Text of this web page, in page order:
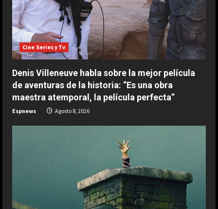
Cine Series y Tv
Denis Villeneuve habla sobre la mejor película
de aventuras de la historia: “Es una obra
maestra atemporal, la película perfecta”
Espnews Agosto 8, 2026
2
ESPAÑA
Férrea defensa de un campeón del
mundo a Alonso: “No necesita el
mejor coche para…”
3
ESPAÑA
Aprilia resucita en Silverstone:
golpe en la mesa de Martín y ‘bajón’
de Márquez en la ‘sprint’
Agosto 9, 2026
El casco inspirado en el Mundial de
la Selección Española que ha
estrenado Raúl Fernández en
MotoGP
Agosto 9, 2026